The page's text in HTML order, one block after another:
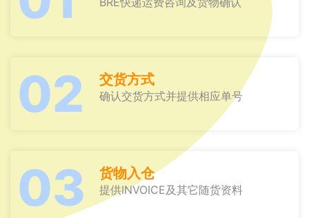
02 交货方式
确认交货方式并提供相应单号
03 货物入仓
提供INVOICE及其它随货资料